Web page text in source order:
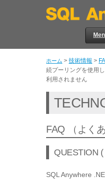
ホーム > 技術情報 >
続プーリングを使用
利用されません
FAQ （よく
QUESTION
SQL Anywhere